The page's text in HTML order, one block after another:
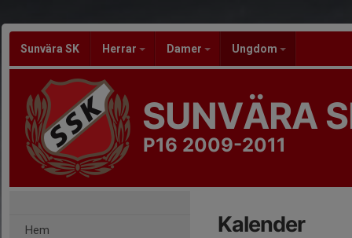
Sunvära SK Herrar Damer Ungdom
SUNVÄRA
P16 2009-2011
Hem Kalender